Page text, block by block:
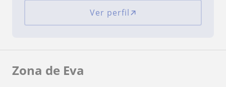
Ver perfil
Zona de Eva